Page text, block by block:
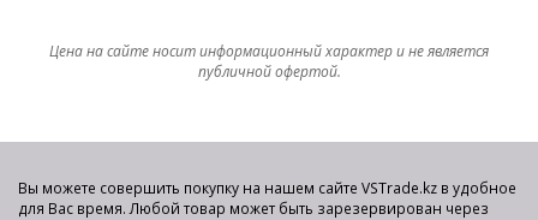
Цена на сайте носит информационный характер и не является
публичной офертой.
Вы можете совершить покупку на нашем сайте VSTrade.kz в удобное
для Вас время. Любой товар может быть зарезервирован через